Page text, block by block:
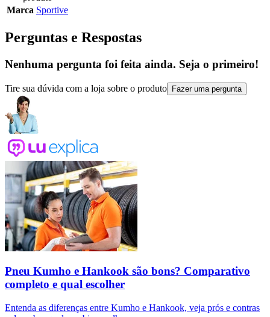
Marca Sportive
Perguntas e Respostas
Nenhuma pergunta foi feita ainda. Seja o primeiro!
Tire sua dúvida com a loja sobre o produto Fazer uma pergunta
Pneu Kumho e Hankook são bons? Comparativo
completo e qual escolher
Entenda as diferenças entre Kumho e Hankook, veja prós e contras